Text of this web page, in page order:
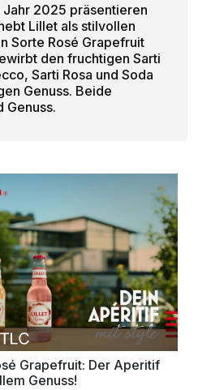
2025 präsentieren
Lillet als stilvollen
Sorte Rosé Grapefruit
den fruchtigen Sarti
Sarti Rosa und Soda
Genuss. Beide
Genuss.
Grapefruit: Der Aperitif
Genuss!